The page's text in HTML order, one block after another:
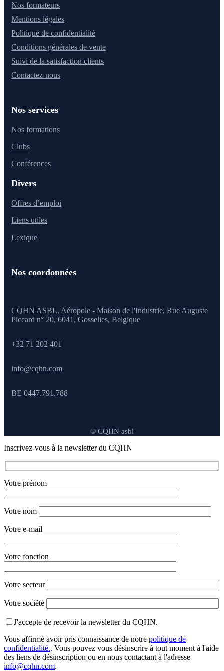
Nos formateurs
Mentions légales
Politique de confidentialité
Conditions générales de vente
Suivi de la satisfaction clients
Contactez-nous
Nos services
Nos formations
Clubs
Conférences
Divers
Offres d’emploi
Liens utiles
Lexique
Nos coordonnées
CQHN ASBL, Aéropole - Maison de l'Industrie, Rue Auguste
Piccard n° 20, 6041, Gosselies, Belgique
+32 71 202 401
info@cqhn.com
BE 0447.791.788
© CQHN asbl
Inscrivez-vous à la newsletter du CQHN
Votre prénom
Votre nom
Votre e-mail
Votre fonction
Votre secteur
Votre société
J'accepte de recevoir la newsletter du CQHN.
Vous affirmé avoir pris connaissance de notre politique de
confidentialité.. Vous pouvez vous désinscrire à tout moment à l'aide
des liens de désinscription ou en nous contactant à l'adresse
info@cqhn.com.